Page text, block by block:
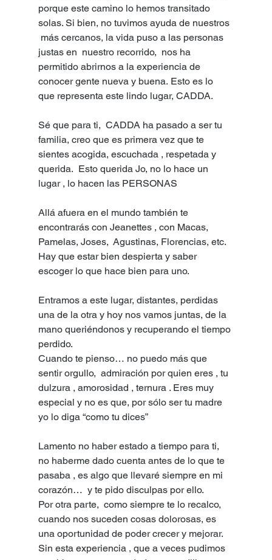
porque este camino lo hemos transitado
solas. Si bien, no tuvimos ayuda de nuestros
más cercanos, la vida puso a las personas
justas en  nuestro recorrido,  nos ha
permitido abrirnos a la experiencia de
conocer gente nueva y buena. Esto es lo
que representa este lindo lugar, CADDA.
Sé que para ti,  CADDA ha pasado a ser tu
familia, creo que es primera vez que te
sientes acogida, escuchada , respetada y
querida.  Esto querida Jo, no lo hace un
lugar , lo hacen las PERSONAS
Allá afuera en el mundo también te
encontrarás con Jeanettes , con Macas,
Pamelas, Joses,  Agustinas, Florencias, etc.
Hay que estar bien despierta y saber
escoger lo que hace bien para uno.
Entramos a este lugar, distantes, perdidas
una de la otra y hoy nos vamos juntas, de la
mano queriéndonos y recuperando el tiempo
perdido.
Cuando te pienso… no puedo más que
sentir orgullo,  admiración por quien eres , tu
dulzura , amorosidad , ternura . Eres muy
especial y no es que, por sólo ser tu madre
yo lo diga “como tu dices”
Lamento no haber estado a tiempo para ti,
no haberme dado cuenta antes de lo que te
pasaba , es algo que llevaré siempre en mi
corazón…  y te pido disculpas por ello.
Por otra parte,  como siempre te lo recalco,
cuando nos suceden cosas dolorosas, es
una oportunidad de poder crecer y mejorar.
Sin esta experiencia , que a veces pudimos